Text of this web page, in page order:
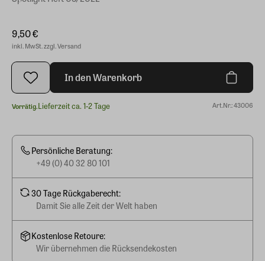
9,50 €
inkl. MwSt. zzgl. Versand
In den Warenkorb
Vorrätig.Lieferzeit ca. 1-2 Tage Art.Nr.: 43006
Persönliche Beratung:
+49 (0) 40 32 80 101
30 Tage Rückgaberecht:
Damit Sie alle Zeit der Welt haben
Kostenlose Retoure:
Wir übernehmen die Rücksendekosten